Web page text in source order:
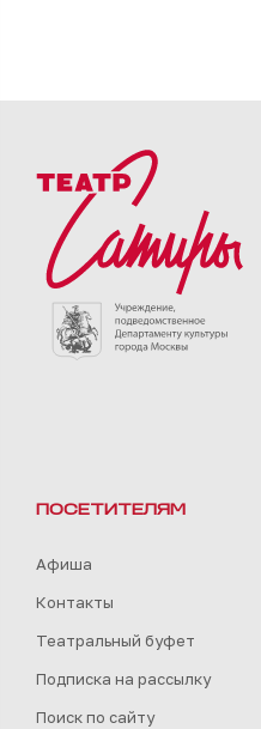
ПОСЕТИТЕЛЯМ
Афиша
Контакты
Театральный буфет
Подписка на рассылку
Поиск по сайту